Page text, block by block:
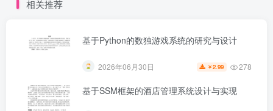
相关推荐
基于Python的数独游戏系统的研究与设计
2026年06月30日 ￥2.99 278
基于SSM框架的酒店管理系统设计与实现